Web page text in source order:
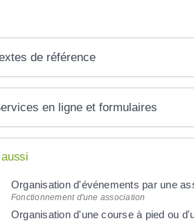
de référence
en ligne et formulaires
Organisation d'événements par une
Fonctionnement d'une association
Organisation d'une course à pied ou